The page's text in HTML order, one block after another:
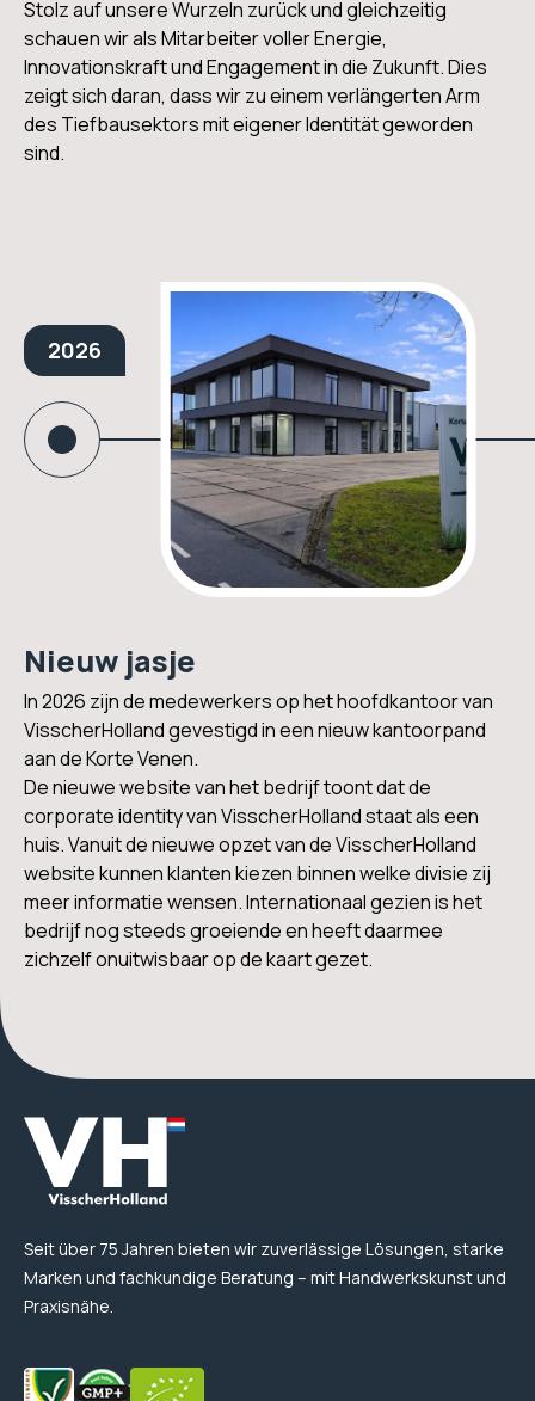
Stolz auf unsere Wurzeln zurück und gleichzeitig
schauen wir als Mitarbeiter voller Energie,
Innovationskraft und Engagement in die Zukunft. Dies
zeigt sich daran, dass wir zu einem verlängerten Arm
des Tiefbausektors mit eigener Identität geworden
sind.
2026
Nieuw jasje
In 2026 zijn de medewerkers op het hoofdkantoor van
VisscherHolland gevestigd in een nieuw kantoorpand
aan de Korte Venen.
De nieuwe website van het bedrijf toont dat de
corporate identityvan VisscherHolland staat als een
huis. Vanuit de nieuwe opzet van de VisscherHolland
website kunnen klanten kiezen binnen welke divisie zij
meer informatie wensen. Internationaal gezien is het
bedrijf nog steeds groeiende en heeft daarmee
zichzelf onuitwisbaar op de kaart gezet.
Seit über 75 Jahren bieten wir zuverlässige Lösungen, starke
Marken und fachkundige Beratung – mit Handwerkskunst und
Praxisnähe.